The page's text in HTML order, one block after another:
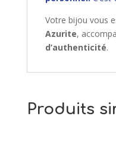
Votre bijou vous
Azurite,
d’authenticité.
Produits